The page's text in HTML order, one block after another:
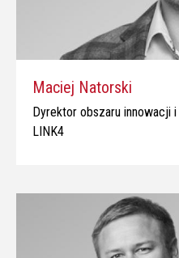
Maciej Natorski
Dyrektor obszaru innowacji
LINK4